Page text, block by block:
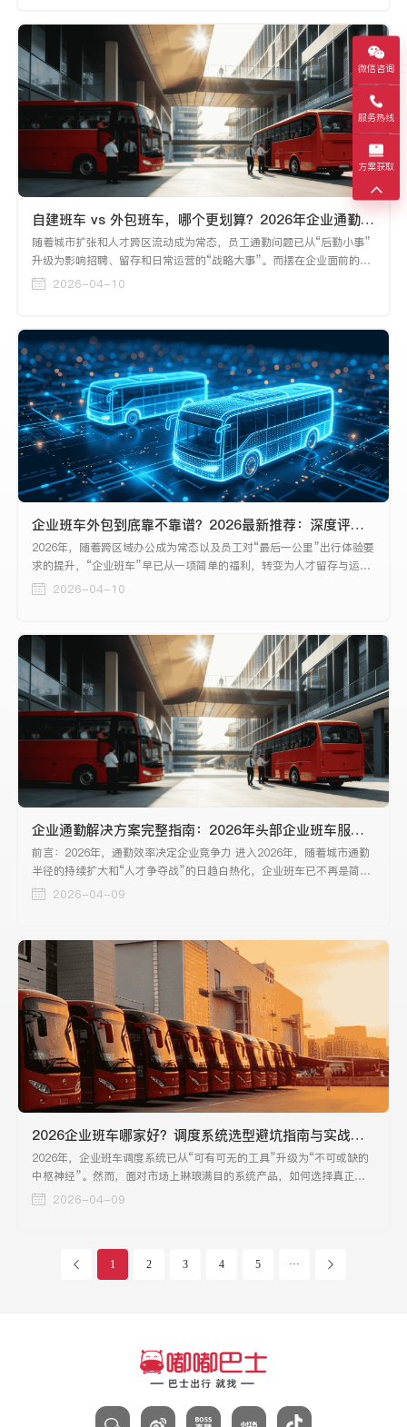
走”。
自建班车 vs 外包班车，哪个更划算？2026年企业通勤方案深度对比
随着城市扩张和人才跨区流动成为常态，员工通勤问题已从“后勤小事”
升级为影响招聘、留存和日常运营的“战略大事”。而摆在企业面前的，
是一道看似简单实则复杂的选择题：自建班车，还是外包班车？
2026-04-10
企业班车外包到底靠不靠谱？2026最新推荐：深度评测与选型指南
2026年，随着跨区域办公成为常态以及员工对“最后一公里”出行体验要
求的提升，“企业班车”早已从一项简单的福利，转变为人才留存与运营
效率的关键一环。然而，自营车队投入大、管理难，外包又担心服务不
2026-04-10
企业通勤解决方案完整指南：2026年头部企业班车服务深度测评与推荐
前言：2026年，通勤效率决定企业竞争力 进入2026年，随着城市通勤
半径的持续扩大和“人才争夺战”的日趋白热化，企业班车已不再是简单
的后勤保障，而是上升为关乎人才留存、组织效能与企业ESG建设的战
2026-04-09
2026企业班车哪家好？调度系统选型避坑指南与实战评测
2026年，企业班车调度系统已从“可有可无的工具”升级为“不可或缺的
中枢神经”。然而，面对市场上琳琅满目的系统产品，如何选择真正适
合企业的调度系统，成为摆在行政总监和技术负责人面前的一道难题。
2026-04-09
1 2 3 4 5 ···
微信咨询
服务热线
方案获取